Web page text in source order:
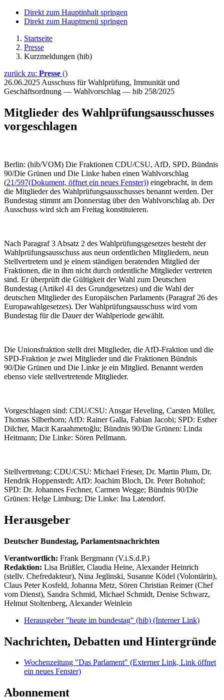
Direkt zum Hauptinhalt springen
Direkt zum Hauptmenü springen
Startseite
Presse
Kurzmeldungen (hib)
zurück zu: Presse ()
26.06.2025 Ausschuss für Wahlprüfung, Immunität und
Geschäftsordnung — Wahlvorschlag — hib 258/2025
Mitglieder des Wahlprüfungsausschusses
vorgeschlagen
Berlin: (hib/VOM) Die Fraktionen CDU/CSU, AfD, SPD, Bündnis
90/Die Grünen und Die Linke haben einen Wahlvorschlag
(21/597(Dokument, öffnet ein neues Fenster)) eingebracht, in dem
die Mitglieder des Wahlprüfungsausschusses benannt werden. Der
Bundestag stimmt am Donnerstag über den Wahlvorschlag ab. Der
Ausschuss wird sich am Freitag konstituieren.
Nach Paragraf 3 Absatz 2 des Wahlprüfungsgesetzes besteht der
Wahlprüfungsausschuss aus neun ordentlichen Mitgliedern, neun
Stellvertretern und je einem ständigen beratenden Mitglied der
Fraktionen, die in ihm nicht durch ordentliche Mitglieder vertreten
sind. Er überprüft die Gültigkeit der Wahl zum Deutschen
Bundestag (Artikel 41 des Grundgesetzes) und die Wahl der
deutschen Mitglieder des Europäischen Parlaments (Paragraf 26 des
Europawahlgesetzes). Der Wahlprüfungsausschuss wird vom
Bundestag für die Dauer der Wahlperiode gewählt.
Die Unionsfraktion stellt drei Mitglieder, die AfD-Fraktion und die
SPD-Fraktion je zwei Mitglieder und die Fraktionen Bündnis
90/Die Grünen und Die Linke je ein Mitglied. Benannt werden
ebenso viele stellvertretende Mitglieder.
Vorgeschlagen sind: CDU/CSU: Ansgar Heveling, Carsten Müller,
Thomas Silberhorn; AfD: Rainer Galla, Fabian Jacobi; SPD: Esther
Dilcher, Macit Karaahmetoğlu; Bündnis 90/Die Grünen: Linda
Heitmann; Die Linke: Sören Pellmann.
Stellvertretung: CDU/CSU: Michael Frieser, Dr. Martin Plum, Dr.
Hendrik Hoppenstedt; AfD: Joachim Bloch, Dr. Peter Bohnhof;
SPD: Dr. Johannes Fechner, Carmen Wegge; Bündnis 90/Die
Grünen: Helge Limburg; Die Linke: Ina Latendorf.
Herausgeber
Deutscher Bundestag, Parlamentsnachrichten
Verantwortlich: Frank Bergmann (V.i.S.d.P.)
Redaktion: Lisa Brüßler, Claudia Heine, Alexander Heinrich
(stellv. Chefredakteur), Nina Jeglinski, Susanne Ködel (Volontärin),
Claus Peter Kosfeld, Johanna Metz, Sören Christian Reimer (Chef
vom Dienst), Sandra Schmid, Michael Schmidt, Denise Schwarz,
Helmut Stoltenberg, Alexander Weinlein
Herausgeber "heute im bundestag" (hib) (Interner Link)
Nachrichten, Debatten und Hintergründe
Wochenzeitung "Das Parlament" (Externer Link, Link öffnet
ein neues Fenster)
Abonnement